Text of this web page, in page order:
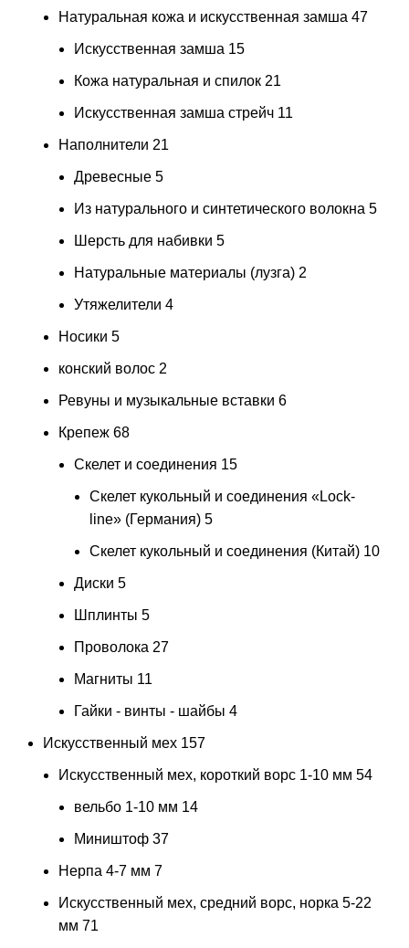
Натуральная кожа и искусственная замша 47
Искусственная замша 15
Кожа натуральная и спилок 21
Искусственная замша стрейч 11
Наполнители 21
Древесные 5
Из натурального и синтетического волокна 5
Шерсть для набивки 5
Натуральные материалы (лузга) 2
Утяжелители 4
Носики 5
конский волос 2
Ревуны и музыкальные вставки 6
Крепеж 68
Скелет и соединения 15
Скелет кукольный и соединения «Lock-
line» (Германия) 5
Скелет кукольный и соединения (Китай) 10
Диски 5
Шплинты 5
Проволока 27
Магниты 11
Гайки - винты - шайбы 4
Искусственный мех 157
Искусственный мех, короткий ворс 1-10 мм 54
вельбо 1-10 мм 14
Миништоф 37
Нерпа 4-7 мм 7
Искусственный мех, средний ворс, норка 5-22
мм 71